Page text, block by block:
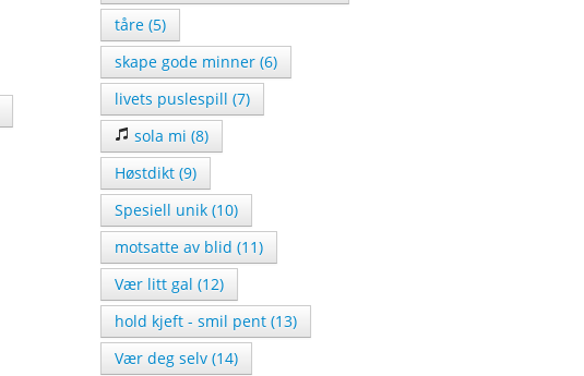
tåre (5)
skape gode minner (6)
livets puslespill (7)
sola mi (8)
Høstdikt (9)
Spesiell unik (10)
motsatte av blid (11)
Vær litt gal (12)
hold kjeft - smil pent (13)
Vær deg selv (14)